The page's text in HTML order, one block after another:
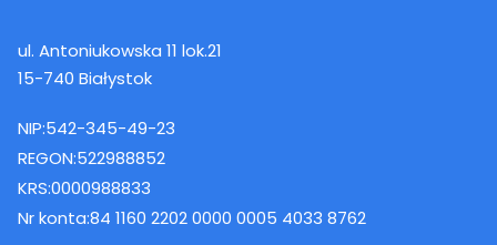
ul. Antoniukowska 11 lok.21
15-740 Białystok
NIP:542-345-49-23
REGON:522988852
KRS:0000988833
Nr konta:84 1160 2202 0000 0005 4033 8762